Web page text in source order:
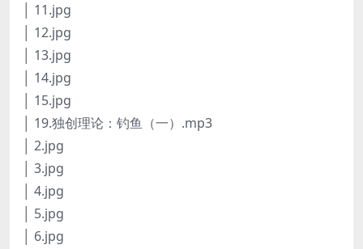
│ 11.jpg
│ 12.jpg
│ 13.jpg
│ 14.jpg
│ 15.jpg
│ 19.独创理论：钓鱼（一）.mp3
│ 2.jpg
│ 3.jpg
│ 4.jpg
│ 5.jpg
│ 6.jpg